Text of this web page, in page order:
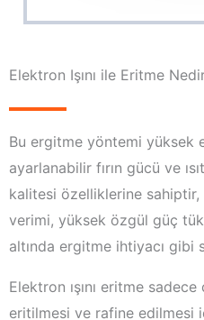
Elektron Işını ile Eritme
Bu ergitme yöntemi yüksek
ayarlanabilir fırın gücü ve
kalitesi özelliklerine
verimi, yüksek özgül güç
altında ergitme ihtiyacı gibi
Elektron ışını eritme
eritilmesi ve rafine edilmesi